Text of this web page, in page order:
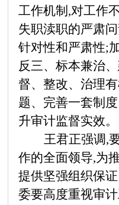
工作机制,对工作
失职渎职的严肃
针对性和严肃性;
反三、标本兼治
督、整改、治理
题、完善一套制
升审计监督实效。
王君正强调,
作的全面领导,为
提供坚强组织保
委要高度重视审